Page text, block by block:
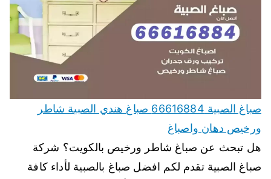
صباغ الصبية 66616884 صباغ هندي الصبية شاطر
ورخيص دهان واصباغ
هل تبحث عن صباغ شاطر ورخيص بالكويت؟ شركة
صباغ الصبية تقدم لكم افضل صباغ بالصبية لأداء كافة